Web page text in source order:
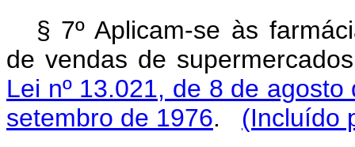
§ 7º Aplicam-se às
de vendas de
Lei nº 13.021, de 8 de agosto
setembro de 1976.
(Incluído